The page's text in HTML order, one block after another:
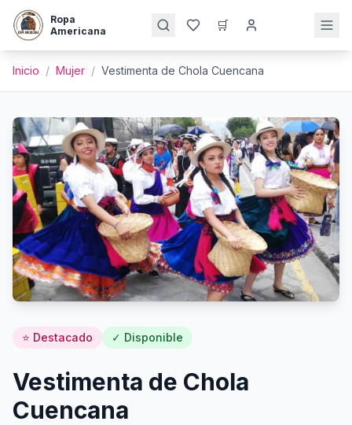
Ropa
Americana
🛒
Inicio / Mujer / Vestimenta de Chola Cuencana
⭐ Destacado ✓ Disponible
Vestimenta de Chola
Cuencana